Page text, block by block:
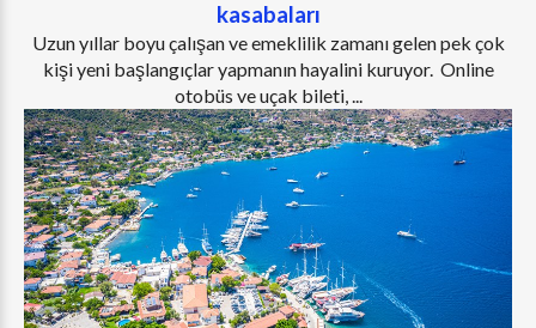
kasabaları
Uzun yıllar boyu çalışan ve emeklilik zamanı gelen pek çok
kişi yeni başlangıçlar yapmanın hayalini kuruyor. Online
otobüs ve uçak bileti, ...